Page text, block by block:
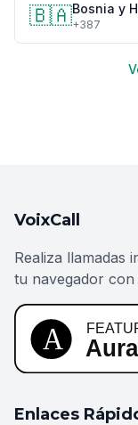
🇧🇦+387
VoixCall
Realiza llamadas
tu navegador con
Enlaces